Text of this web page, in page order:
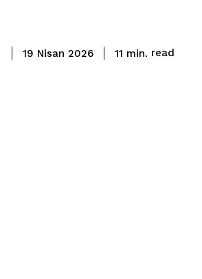
19 Nisan 2026 11 min. read